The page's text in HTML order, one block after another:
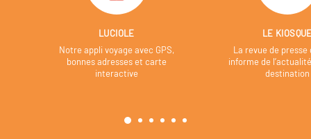
LUCIOLE
Notre appli voyage avec GPS,
bonnes adresses et carte
interactive
LE
La revue de presse
informe de
destination